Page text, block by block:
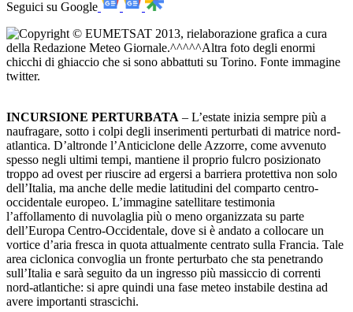
Seguici su Google
INCURSIONE PERTURBATA – L’estate inizia sempre più a
naufragare, sotto i colpi degli inserimenti perturbati di matrice nord-
atlantica. D’altronde l’Anticiclone delle Azzorre, come avvenuto
spesso negli ultimi tempi, mantiene il proprio fulcro posizionato
troppo ad ovest per riuscire ad ergersi a barriera protettiva non solo
dell’Italia, ma anche delle medie latitudini del comparto centro-
occidentale europeo. L’immagine satellitare testimonia
l’affollamento di nuvolaglia più o meno organizzata su parte
dell’Europa Centro-Occidentale, dove si è andato a collocare un
vortice d’aria fresca in quota attualmente centrato sulla Francia. Tale
area ciclonica convoglia un fronte perturbato che sta penetrando
sull’Italia e sarà seguito da un ingresso più massiccio di correnti
nord-atlantiche: si apre quindi una fase meteo instabile destina ad
avere importanti strascichi.